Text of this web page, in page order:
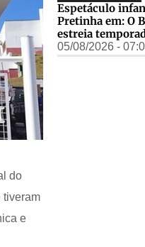
do
tiveram
e
Espetáculo
Pretinha em: O
estreia
05/08/2026 -